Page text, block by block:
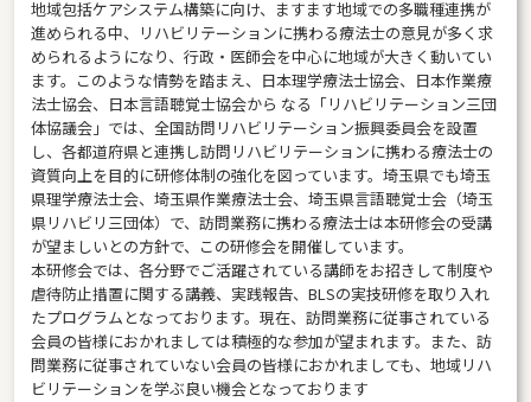
地域包括ケアシステム構築に向け、ますます地域での多職種連携が
進められる中、リハビリテーションに携わる療法士の意見が多く求
められるようになり、行政・医師会を中心に地域が大きく動いてい
ます。このような情勢を踏まえ、日本理学療法士協会、日本作業療
法士協会、日本言語聴覚士協会から なる「リハビリテーション三団
体協議会」では、全国訪問リハビリテーション振興委員会を設置
し、各都道府県と連携し訪問リハビリテーションに携わる療法士の
資質向上を目的に研修体制の強化を図っています。埼玉県でも埼玉
県理学療法士会、埼玉県作業療法士会、埼玉県言語聴覚士会（埼玉
県リハビリ三団体）で、訪問業務に携わる療法士は本研修会の受講
が望ましいとの方針で、この研修会を開催しています。
本研修会では、各分野でご活躍されている講師をお招きして制度や
虐待防止措置に関する講義、実践報告、BLSの実技研修を取り入れ
たプログラムとなっております。現在、訪問業務に従事されている
会員の皆様におかれましては積極的な参加が望まれます。また、訪
問業務に従事されていない会員の皆様におかれましても、地域リハ
ビリテーションを学ぶ良い機会となっております